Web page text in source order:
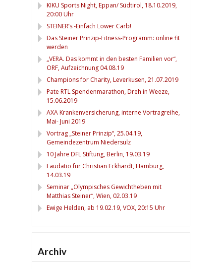
KIKU Sports Night, Eppan/ Südtirol, 18.10.2019,
20:00 Uhr
STEINER’s -Einfach Lower Carb!
Das Steiner Prinzip-Fitness-Programm: online fit
werden
„VERA. Das kommt in den besten Familien vor“,
ORF, Aufzeichnung 04.08.19
Champions for Charity, Leverkusen, 21.07.2019
Pate RTL Spendenmarathon, Dreh in Weeze,
15.06.2019
AXA Krankenversicherung, interne Vortragreihe,
Mai- Juni 2019
Vortrag „Steiner Prinzip“, 25.04.19,
Gemeindezentrum Niedersulz
10 Jahre DFL Stiftung, Berlin, 19.03.19
Laudatio für Christian Eckhardt, Hamburg,
14.03.19
Seminar „Olympisches Gewichtheben mit
Matthias Steiner“, Wien, 02.03.19
Ewige Helden, ab 19.02.19, VOX, 20:15 Uhr
Archiv